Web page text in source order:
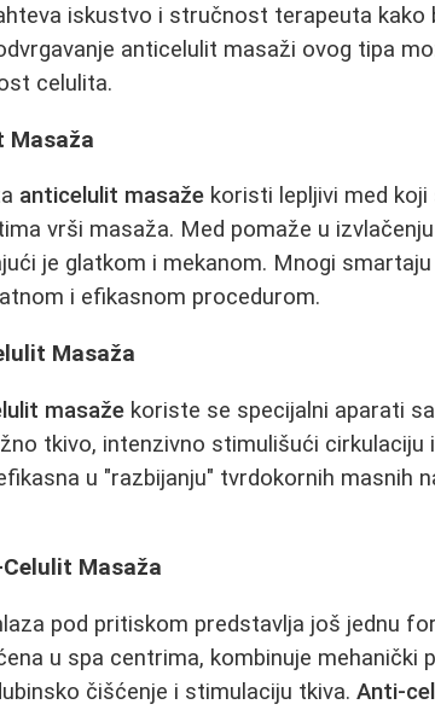
iskustvo i stručnost terapeuta kako
anticelulit masaži ovog tipa
celulita.
Masaža
anticelulit masaže koristi lepljivi med
vrši masaža. Med pomaže u
je glatkom i mekanom. Mnogi smartaju
i efikasnom procedurom.
Masaža
masaže koriste se specijalni aparati
tkivo, intenzivno stimulišući cirkulaciju
u "razbijanju" tvrdokornih masnih
Masaža
pod pritiskom predstavlja još jednu
u spa centrima, kombinuje mehanički
čišćenje i stimulaciju tkiva.Anti-